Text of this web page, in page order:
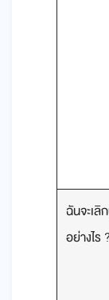
ฉันจะเลิ
อย่างไร